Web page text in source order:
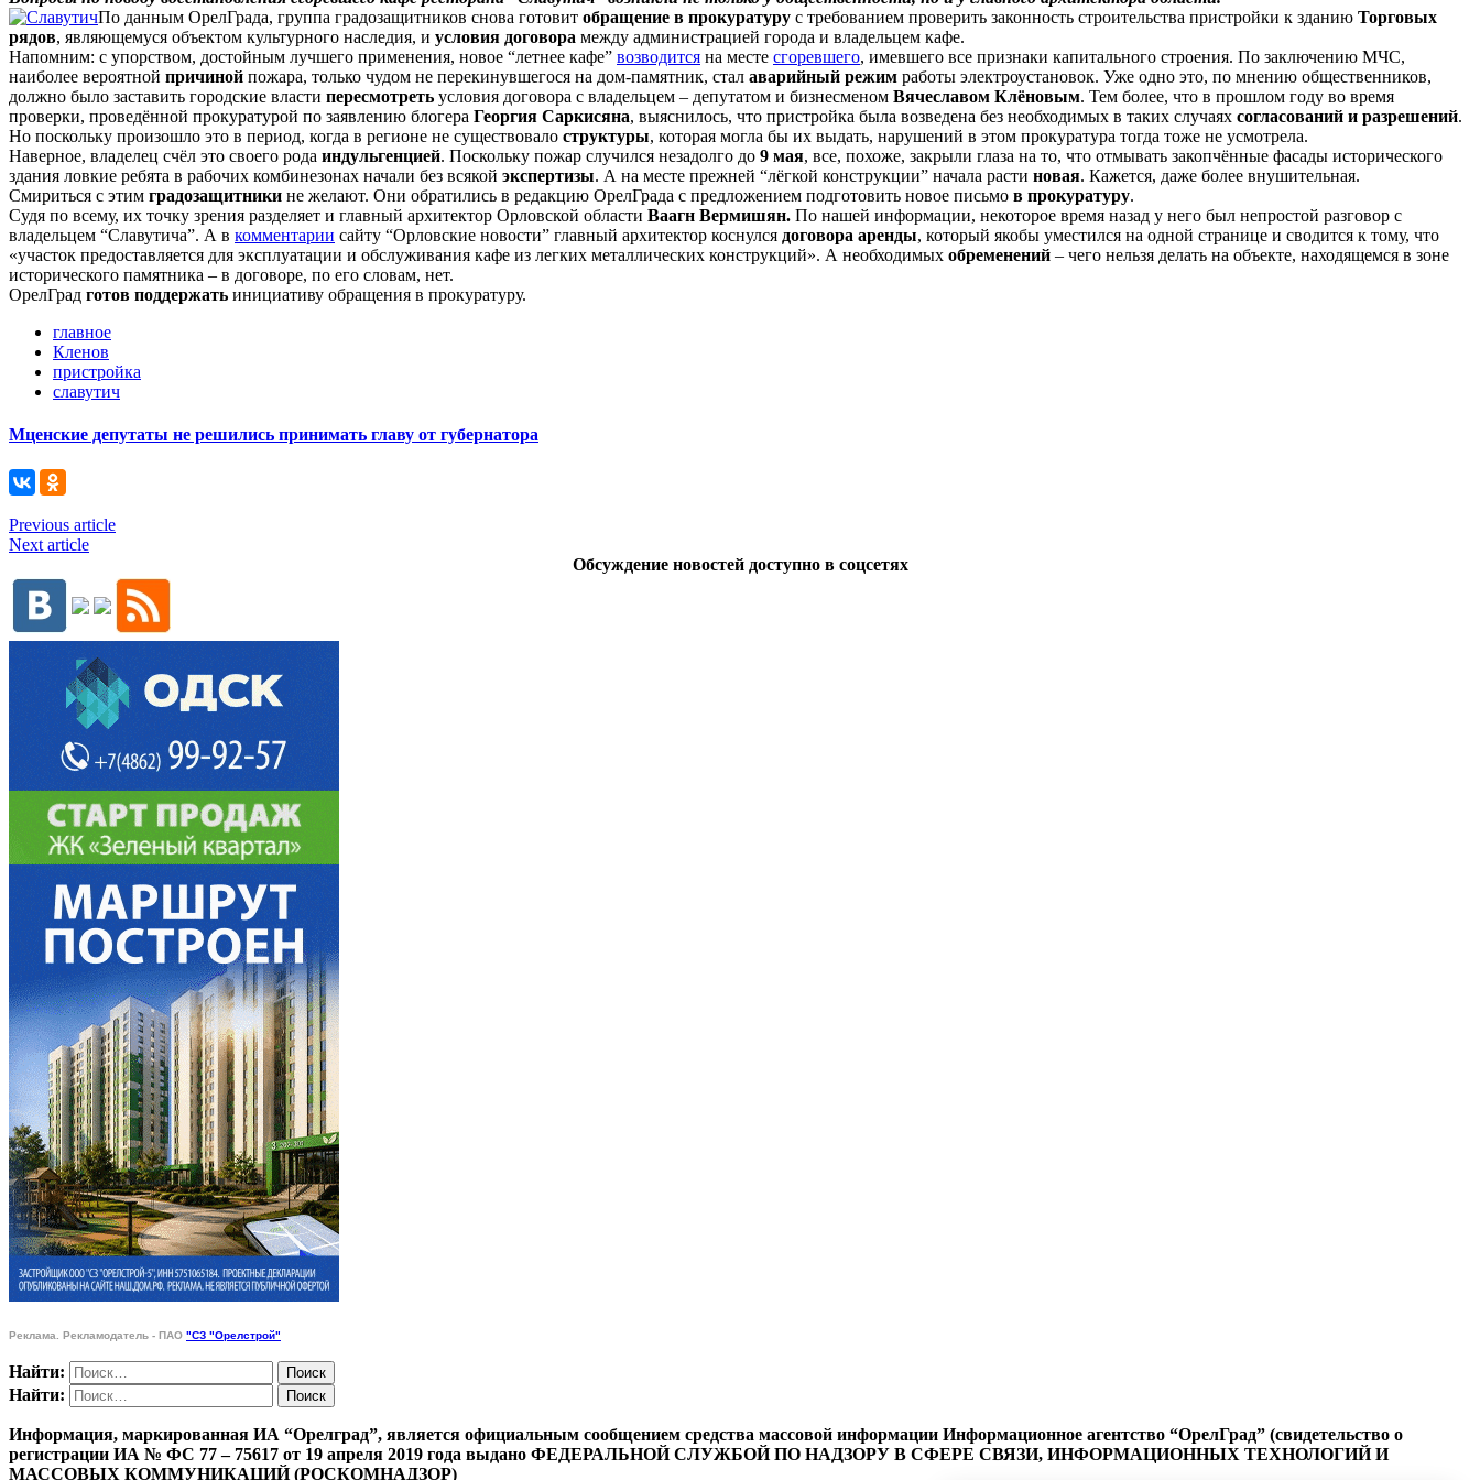
По данным ОрелГрада, группа градозащитников снова готовит обращение в прокуратуру с требованием проверить законность строительства пристройки к зданию Торговых
рядов, являющемуся объектом культурного наследия, и условия договора между администрацией города и владельцем кафе.
Напомним: с упорством, достойным лучшего применения, новое “летнее кафе” возводится на месте сгоревшего, имевшего все признаки капитального строения. По заключению МЧС,
наиболее вероятной причиной пожара, только чудом не перекинувшегося на дом-памятник, стал аварийный режим работы электроустановок. Уже одно это, по мнению общественников,
должно было заставить городские власти пересмотреть условия договора с владельцем – депутатом и бизнесменом Вячеславом Клёновым. Тем более, что в прошлом году во время
проверки, проведённой прокуратурой по заявлению блогера Георгия Саркисяна, выяснилось, что пристройка была возведена без необходимых в таких случаях согласований и разрешений.
Но поскольку произошло это в период, когда в регионе не существовало структуры, которая могла бы их выдать, нарушений в этом прокуратура тогда тоже не усмотрела.
Наверное, владелец счёл это своего рода индульгенцией. Поскольку пожар случился незадолго до 9 мая, все, похоже, закрыли глаза на то, что отмывать закопчённые фасады исторического
здания ловкие ребята в рабочих комбинезонах начали без всякой экспертизы. А на месте прежней “лёгкой конструкции” начала расти новая. Кажется, даже более внушительная.
Смириться с этим градозащитники не желают. Они обратились в редакцию ОрелГрада с предложением подготовить новое письмо в прокуратуру.
Судя по всему, их точку зрения разделяет и главный архитектор Орловской области Ваагн Вермишян. По нашей информации, некоторое время назад у него был непростой разговор с
владельцем “Славутича”. А в комментарии сайту “Орловские новости” главный архитектор коснулся договора аренды, который якобы уместился на одной странице и сводится к тому, что
«участок предоставляется для эксплуатации и обслуживания кафе из легких металлических конструкций». А необходимых обременений – чего нельзя делать на объекте, находящемся в зоне
исторического памятника – в договоре, по его словам, нет.
ОрелГрад готов поддержать инициативу обращения в прокуратуру.
главное
Кленов
пристройка
славутич
Мценские депутаты не решились принимать главу от губернатора
Previous article
Next article
Обсуждение новостей доступно в соцсетях
Реклама. Рекламодатель - ПАО "СЗ "Орелстрой"
Найти:
Найти:
Информация, маркированная ИА “Орелград”, является официальным сообщением средства массовой информации Информационное агентство “ОрелГрад” (свидетельство о
регистрации ИА № ФС 77 – 75617 от 19 апреля 2019 года выдано ФЕДЕРАЛЬНОЙ СЛУЖБОЙ ПО НАДЗОРУ В СФЕРЕ СВЯЗИ, ИНФОРМАЦИОННЫХ ТЕХНОЛОГИЙ И
МАССОВЫХ КОММУНИКАЦИЙ (РОСКОМНАДЗОР)